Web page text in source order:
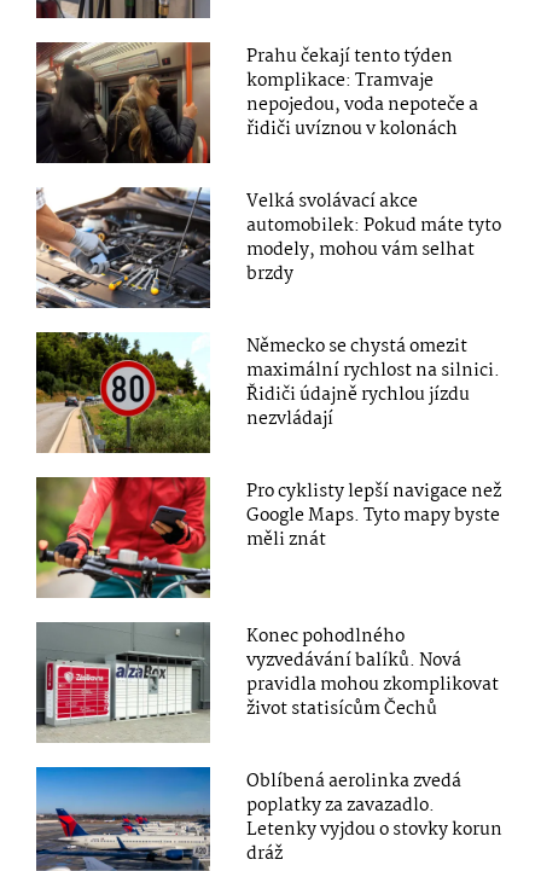
Prahu čekají tento týden
komplikace: Tramvaje
nepojedou, voda nepoteče a
řidiči uvíznou v kolonách
Velká svolávací akce
automobilek: Pokud máte tyto
modely, mohou vám selhat
brzdy
Německo se chystá omezit
maximální rychlost na silnici.
Řidiči údajně rychlou jízdu
nezvládají
Pro cyklisty lepší navigace než
Google Maps. Tyto mapy byste
měli znát
Konec pohodlného
vyzvedávání balíků. Nová
pravidla mohou zkomplikovat
život statisícům Čechů
Oblíbená aerolinka zvedá
poplatky za zavazadlo.
Letenky vyjdou o stovky korun
dráž